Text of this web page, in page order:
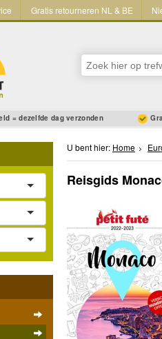
Gratis retourneren NL & BE
= dezelfde dag verzonden
U bent hier: Home
Reisgids